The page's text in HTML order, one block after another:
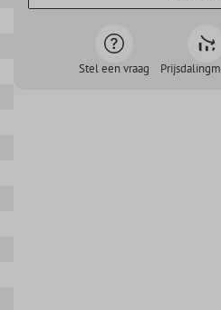
Stel een vraag